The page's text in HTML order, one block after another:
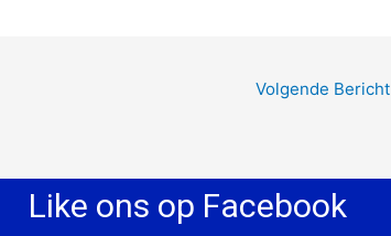
Volgende Bericht
Like ons op Facebook